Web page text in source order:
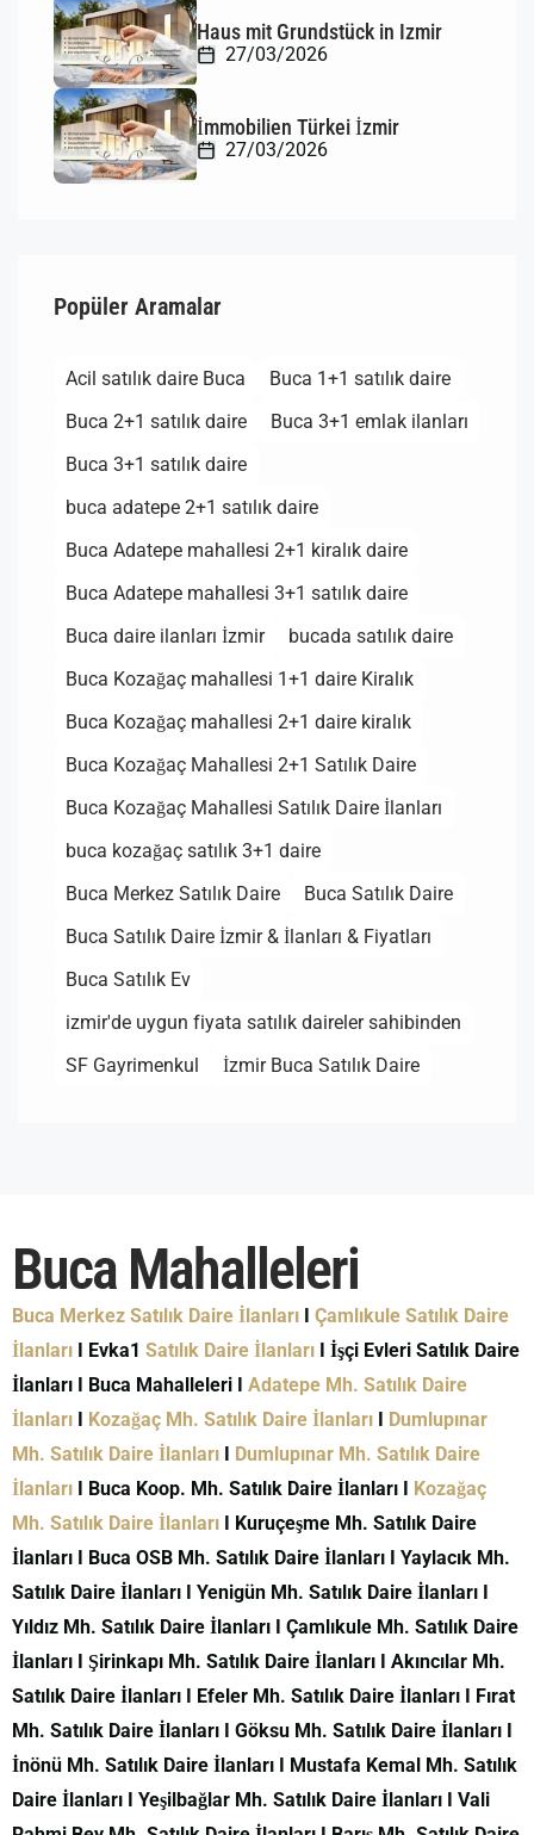
Haus mit Grundstück in Izmir
27/03/2026
İmmobilien Türkei İzmir
27/03/2026
Popüler Aramalar
Acil satılık daire Buca
Buca 1+1 satılık daire
Buca 2+1 satılık daire
Buca 3+1 emlak ilanları
Buca 3+1 satılık daire
buca adatepe 2+1 satılık daire
Buca Adatepe mahallesi 2+1 kiralık daire
Buca Adatepe mahallesi 3+1 satılık daire
Buca daire ilanları İzmir
bucada satılık daire
Buca Kozağaç mahallesi 1+1 daire Kiralık
Buca Kozağaç mahallesi 2+1 daire kiralık
Buca Kozağaç Mahallesi 2+1 Satılık Daire
Buca Kozağaç Mahallesi Satılık Daire İlanları
buca kozağaç satılık 3+1 daire
Buca Merkez Satılık Daire
Buca Satılık Daire
Buca Satılık Daire İzmir & İlanları & Fiyatları
Buca Satılık Ev
izmir'de uygun fiyata satılık daireler sahibinden
SF Gayrimenkul
İzmir Buca Satılık Daire
Buca Mahalleleri
Buca Merkez Satılık Daire İlanları I Çamlıkule Satılık Daire
İlanları I Evka1 Satılık Daire İlanları I İşçi Evleri Satılık Daire
İlanları I Buca Mahalleleri I Adatepe Mh. Satılık Daire
İlanları I Kozağaç Mh. Satılık Daire İlanları I Dumlupınar
Mh. Satılık Daire İlanları I Dumlupınar Mh. Satılık Daire
İlanları I Buca Koop. Mh. Satılık Daire İlanları I Kozağaç
Mh. Satılık Daire İlanları I Kuruçeşme Mh. Satılık Daire
İlanları I Buca OSB Mh. Satılık Daire İlanları I Yaylacık Mh.
Satılık Daire İlanları I Yenigün Mh. Satılık Daire İlanları I
Yıldız Mh. Satılık Daire İlanları I Çamlıkule Mh. Satılık Daire
İlanları I Şirinkapı Mh. Satılık Daire İlanları I Akıncılar Mh.
Satılık Daire İlanları I Efeler Mh. Satılık Daire İlanları I Fırat
Mh. Satılık Daire İlanları I Göksu Mh. Satılık Daire İlanları I
İnönü Mh. Satılık Daire İlanları I Mustafa Kemal Mh. Satılık
Daire İlanları I Yeşilbağlar Mh. Satılık Daire İlanları I Vali